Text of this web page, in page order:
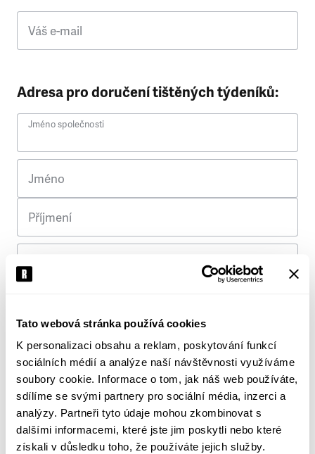
Tato webová stránka používá cookies
K personalizaci obsahu a reklam, poskytování funkcí
sociálních médií a analýze naší návštěvnosti využíváme
soubory cookie. Informace o tom, jak náš web používáte,
sdílíme se svými partnery pro sociální média, inzerci a
analýzy. Partneři tyto údaje mohou zkombinovat s
dalšími informacemi, které jste jim poskytli nebo které
získali v důsledku toho, že používáte jejich služby.
Váš e-mail
Adresa pro doručení tištěných týdeníků:
Jméno společnosti
Jméno
Příjmení
Ulice
Město
PSČ
Stát